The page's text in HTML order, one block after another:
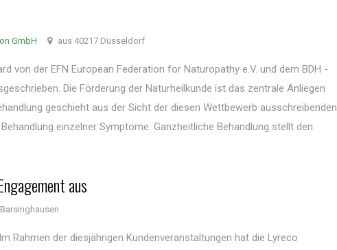
GmbH aus 40217 Düsseldorf
von der EFN European Federation for Naturopathy e.V. und dem BDH -
Die Förderung der Naturheilkunde ist das zentrale Anliegen
geschieht aus der Sicht der diesen Wettbewerb ausschreibenden
einzelner Symptome. Ganzheitliche Behandlung stellt den
aus
Rahmen der diesjährigen Kundenveranstaltungen hat die Lyreco